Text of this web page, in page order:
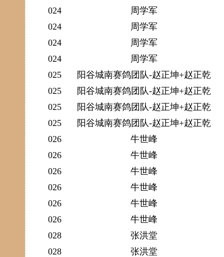
024
周学军
024
周学军
024
周学军
024
周学军
025
阳谷城南赛鸽团队-赵正坤+赵正乾
025
阳谷城南赛鸽团队-赵正坤+赵正乾
025
阳谷城南赛鸽团队-赵正坤+赵正乾
025
阳谷城南赛鸽团队-赵正坤+赵正乾
026
牛世峰
026
牛世峰
026
牛世峰
026
牛世峰
026
牛世峰
026
牛世峰
028
张洪堂
028
张洪堂